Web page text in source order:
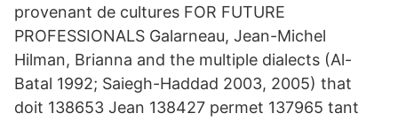
provenant de cultures FOR FUTURE
PROFESSIONALS Galarneau, Jean-Michel
Hilman, Brianna and the multiple dialects (Al-
Batal 1992; Saiegh-Haddad 2003, 2005) that
doit 138653 Jean 138427 permet 137965 tant